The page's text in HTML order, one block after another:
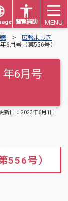
閲覧補助 MENU
広報ましき
6月号（第556号）
6月号
新日： 2023年6月1日
556号）